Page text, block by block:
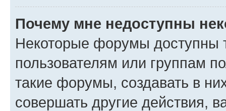
Почему мне недоступны
Некоторые форумы доступны
пользователям или группам
такие форумы, создавать в
совершать другие действия,